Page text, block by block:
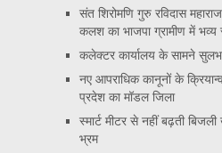
संत शिरोमणि गुरु रविदास
कलश का भाजपा ग्रामीण में भव्य
कलेक्टर कार्यालय के सामने सुलभ
नए आपराधिक कानूनों के
प्रदेश का मॉडल जिला
स्मार्ट मीटर से नहीं बढ़ती
भ्रम